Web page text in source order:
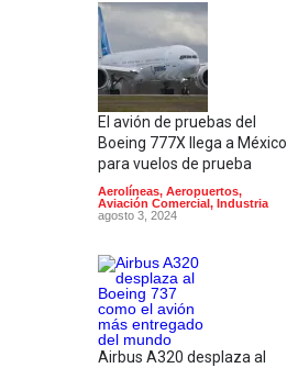
El avión de pruebas del
Boeing 777X llega a México
para vuelos de prueba
Aerolíneas, Aeropuertos,
Aviación Comercial, Industria
agosto 3, 2024
Airbus A320 desplaza al